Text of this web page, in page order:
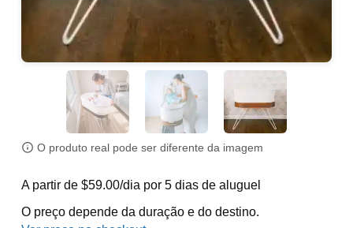
O produto real pode ser diferente da imagem
A partir de $59.00/dia por 5 dias de aluguel
O preço depende da duração e do destino.